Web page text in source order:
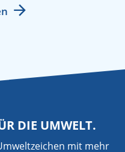
DIE UMWELT.
mit mehr